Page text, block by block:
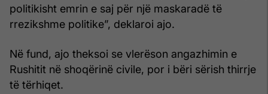
politikisht emrin e saj për një maskaradë të
rrezikshme politike”, deklaroi ajo.
Në fund, ajo theksoi se vlerëson angazhimin e
Rushitit në shoqërinë civile, por i bëri sërish thirrje
të tërhiqet.